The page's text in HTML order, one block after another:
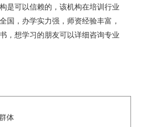
是可以信赖的，该机构在培训行业
国，办学实力强，师资经验丰富，
，想学习的朋友可以详细咨询专业
体